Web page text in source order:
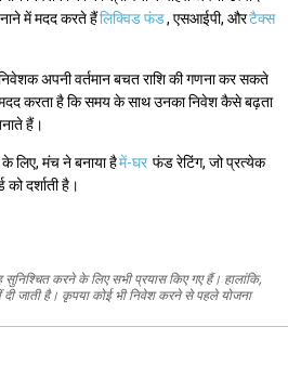
में मदद करते हैंलिक्विड फंड, एसआईपी, औरटैक्स
अपनी वर्तमान बचत राशि की गणना कर सकते
करता है कि समय के साथ उनका निवेश कैसे बढ़ता
हैं।
के लिए, मंच ने बनाया हैमें-घर फंड रेटिंग, जो प्रत्येक
दर्शाती है।
सुनिश्चित करने के लिए सभी प्रयास किए गए हैं। हालांकि,
दी जाती है। कृपया कोई भी निवेश करने से पहले योजना